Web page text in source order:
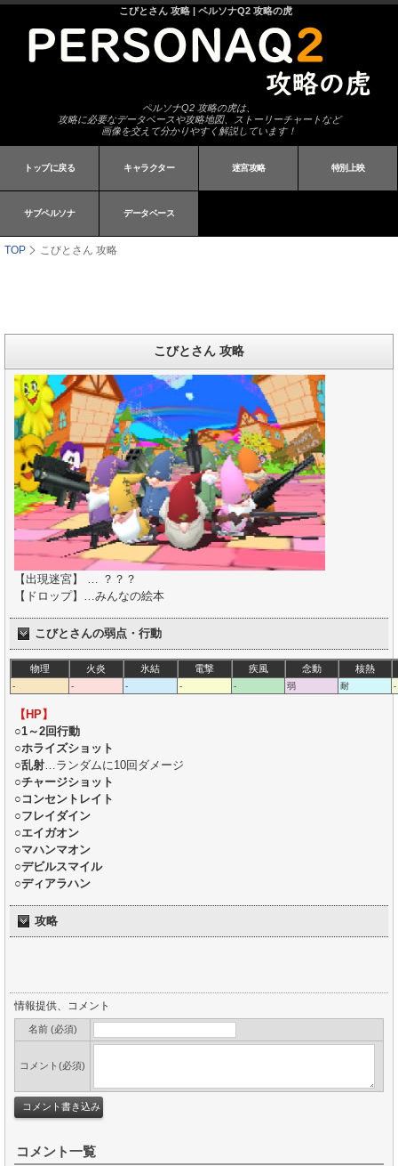
こびとさん 攻略 | ペルソナQ2 攻略の虎
ペルソナQ2 攻略の虎は、
攻略に必要なデータベースや攻略地図、ストーリーチャートなど
画像を交えて分かりやすく解説しています！
トップに戻る キャラクター 迷宮攻略 特別上映
サブペルソナ データベース
TOP こびとさん 攻略
こびとさん 攻略
【出現迷宮】 … ？？？
【ドロップ】…みんなの絵本
こびとさんの弱点・行動
物理 火炎 氷結 電撃 疾風 念動 核熱
- - - - - 弱 耐 -
【HP】
○1～2回行動
○ホライズショット
○乱射…ランダムに10回ダメージ
○チャージショット
○コンセントレイト
○フレイダイン
○エイガオン
○マハンマオン
○デビルスマイル
○ディアラハン
攻略
情報提供、コメント
名前 (必須)
コメント(必須)
コメント一覧